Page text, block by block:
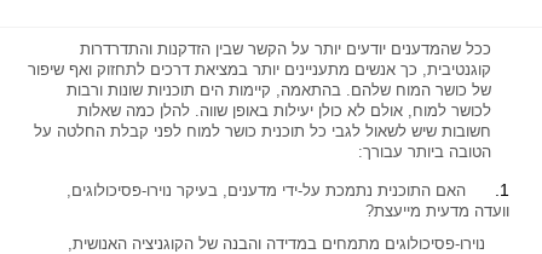
ככל שהמדענים יודעים יותר על הקשר שבין הזדקנות והתדרדרות
קוגנטיבית, כך אנשים מתעניינים יותר במציאת דרכים לתחזוק ואף שיפור
של כושר המוח שלהם. בהתאמה, קיימות הים תוכניות שונות ורבות
לכושר למוח, אולם לא כולן יעילות באופן שווה. להלן כמה שאלות
חשובות שיש לשאול לגבי כל תוכנית כושר למוח לפני קבלת החלטה על
הטובה ביותר עבורך:
האם התוכנית נתמכת על-ידי מדענים, בעיקר נוירו-פסיכולוגים,
וועדה מדעית מייעצת?
נוירו-פסיכולוגים מתמחים במדידה והבנה של הקוגניציה האנושית,